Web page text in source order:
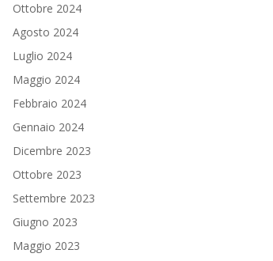
Ottobre 2024
Agosto 2024
Luglio 2024
Maggio 2024
Febbraio 2024
Gennaio 2024
Dicembre 2023
Ottobre 2023
Settembre 2023
Giugno 2023
Maggio 2023